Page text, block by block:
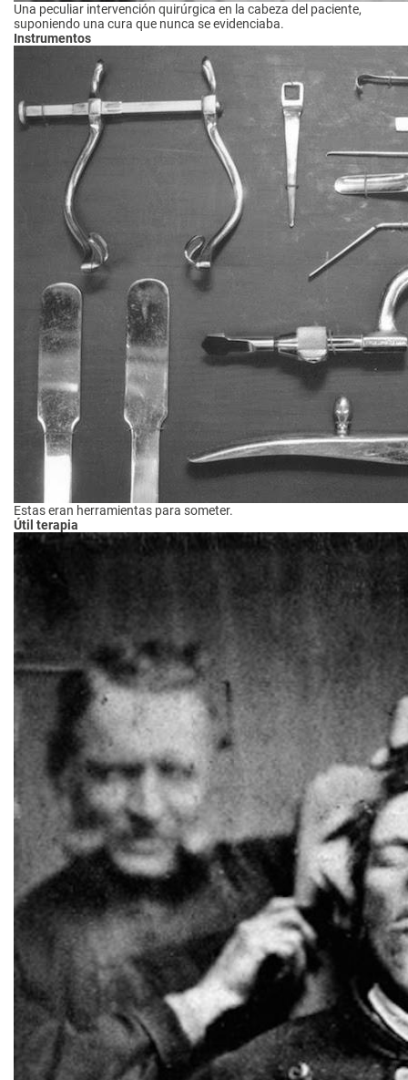
Una peculiar intervención quirúrgica en la cabeza del paciente,
suponiendo una cura que nunca se evidenciaba.
Instrumentos
Estas eran herramientas para someter.
Útil terapia